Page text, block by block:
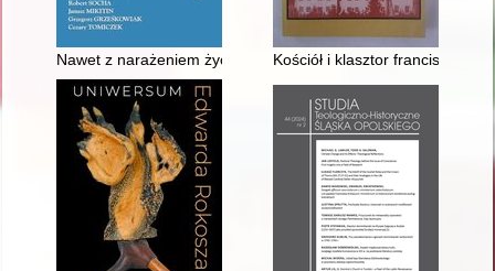
Nawet z narażeniem życia : śląskim policjantom poległym w
Kościół i klasztor